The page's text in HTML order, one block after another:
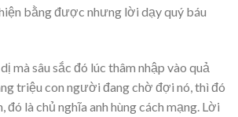
bằng được nhưng lời dạy quý báu
mà sâu sắc đó lúc thâm nhập vào quả
triệu con người đang chờ đợi nó, thì đó
đó là chủ nghĩa anh hùng cách mạng. Lời